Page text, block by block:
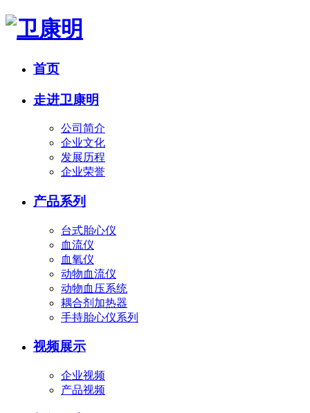
首页
走进卫康明
公司简介
企业文化
发展历程
企业荣誉
产品系列
台式胎心仪
血流仪
血氧仪
动物血流仪
动物血压系统
耦合剂加热器
手持胎心仪系列
视频展示
企业视频
产品视频